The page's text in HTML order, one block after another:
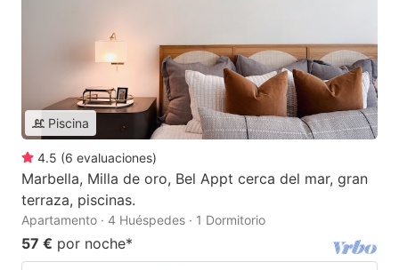
Piscina
4.5 (6 evaluaciones)
Marbella, Milla de oro, Bel Appt cerca del mar, gran
terraza, piscinas.
Apartamento · 4 Huéspedes · 1 Dormitorio
57 € por noche*